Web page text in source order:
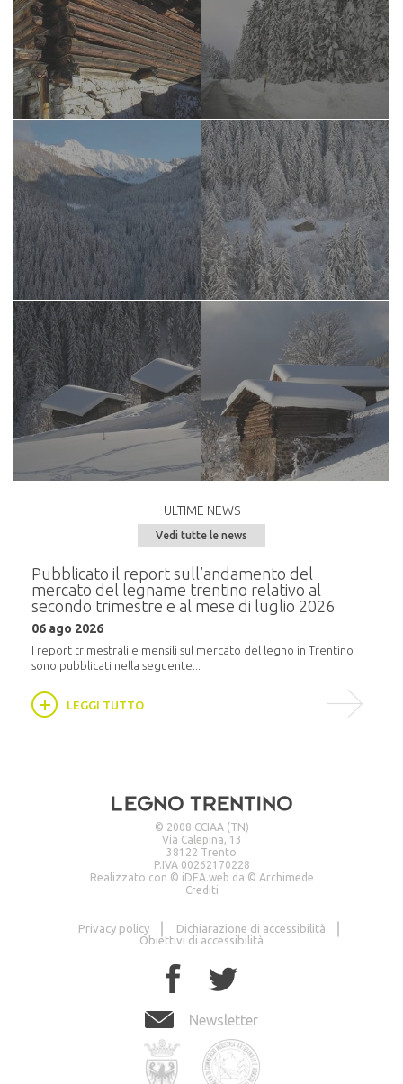
ULTIME NEWS
Vedi tutte le news
Pubblicato il report sull’andamento del
mercato del legname trentino relativo al
secondo trimestre e al mese di luglio 2026
06 ago 2026
I report trimestrali e mensili sul mercato del legno in Trentino
sono pubblicati nella seguente...
LEGGI TUTTO
© 2008 CCIAA (TN)
Via Calepina, 13
38122 Trento
P.IVA 00262170228
Realizzato con © iDEA.web da © Archimede
Crediti
Privacy policy
Dichiarazione di accessibilità
Obiettivi di accessibilità
Newsletter